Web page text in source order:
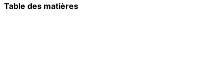
Table des matières